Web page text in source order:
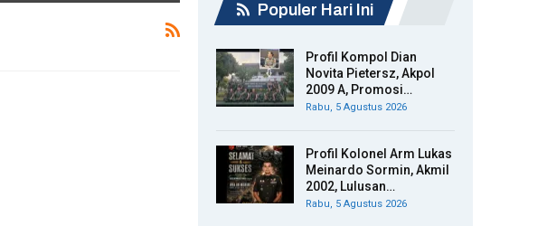
Populer Hari Ini
Profil Kompol Dian
Novita Pietersz, Akpol
2009 A, Promosi…
Rabu, 5 Agustus 2026
Profil Kolonel Arm Lukas
Meinardo Sormin, Akmil
2002, Lulusan…
Rabu, 5 Agustus 2026